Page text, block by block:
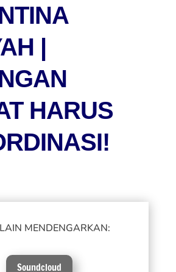
|
HARUS
MENDENGARKAN:
Soundcloud